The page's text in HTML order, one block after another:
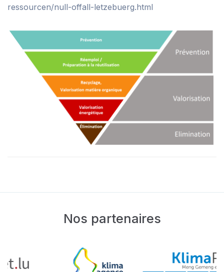
ressourcen/null-offall-letzebuerg.html
Nos partenaires